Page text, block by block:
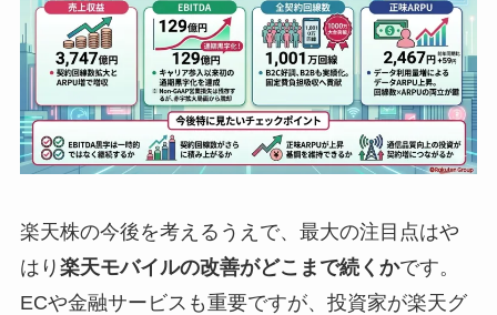
楽天株の今後を考えるうえで、最大の注目点はや
はり 楽天モバイルの改善がどこまで続くかです。
ECや金融サービスも重要ですが、投資家が楽天グ